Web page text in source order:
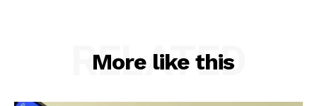
More like this
RELATED